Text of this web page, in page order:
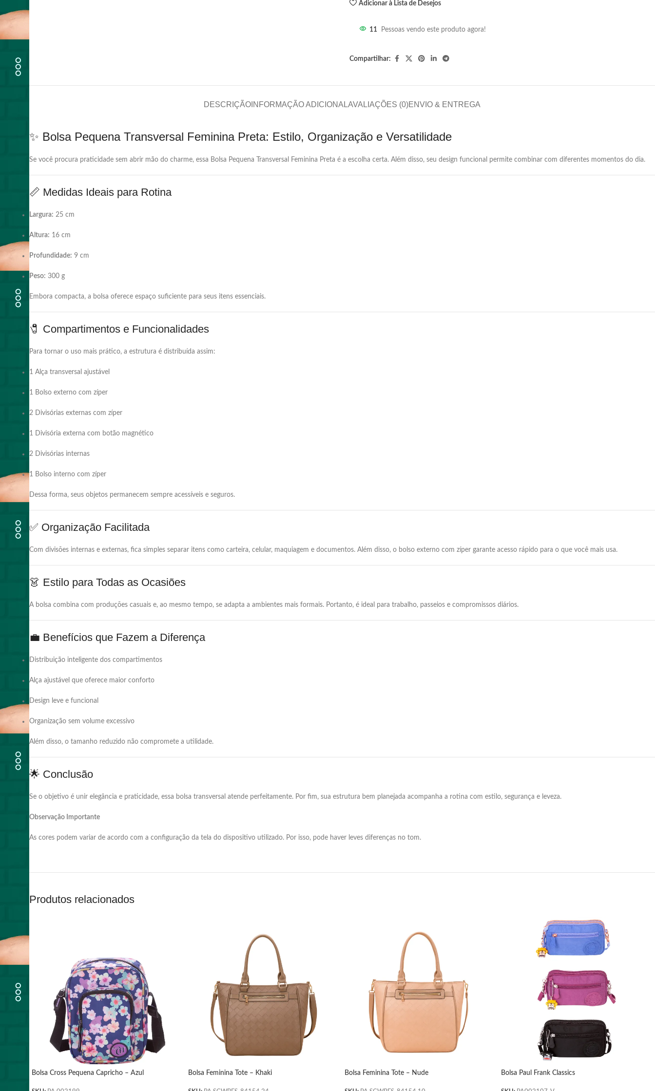
Adicionar à Lista de Desejos
11 Pessoas vendo este produto agora!
Compartilhar:
DESCRIÇÃO INFORMAÇÃO ADICIONALAVALIAÇÕES (0)ENVIO & ENTREGA
✨ Bolsa Pequena Transversal Feminina Preta: Estilo, Organização e Versatilidade
Se você procura praticidade sem abrir mão do charme, essa Bolsa Pequena Transversal Feminina Preta é a escolha certa. Além disso, seu design funcional permite combinar com diferentes momentos do dia.
📏 Medidas Ideais para Rotina
Largura: 25 cm
Altura: 16 cm
Profundidade: 9 cm
Peso: 300 g
Embora compacta, a bolsa oferece espaço suficiente para seus itens essenciais.
🧷 Compartimentos e Funcionalidades
Para tornar o uso mais prático, a estrutura é distribuída assim:
1 Alça transversal ajustável
1 Bolso externo com zíper
2 Divisórias externas com zíper
1 Divisória externa com botão magnético
2 Divisórias internas
1 Bolso interno com zíper
Dessa forma, seus objetos permanecem sempre acessíveis e seguros.
✅ Organização Facilitada
Com divisões internas e externas, fica simples separar itens como carteira, celular, maquiagem e documentos. Além disso, o bolso externo com zíper garante acesso rápido para o que você mais usa.
👗 Estilo para Todas as Ocasiões
A bolsa combina com produções casuais e, ao mesmo tempo, se adapta a ambientes mais formais. Portanto, é ideal para trabalho, passeios e compromissos diários.
💼 Benefícios que Fazem a Diferença
Distribuição inteligente dos compartimentos
Alça ajustável que oferece maior conforto
Design leve e funcional
Organização sem volume excessivo
Além disso, o tamanho reduzido não compromete a utilidade.
🌟 Conclusão
Se o objetivo é unir elegância e praticidade, essa bolsa transversal atende perfeitamente. Por fim, sua estrutura bem planejada acompanha a rotina com estilo, segurança e leveza.
Observação Importante
As cores podem variar de acordo com a configuração da tela do dispositivo utilizado. Por isso, pode haver leves diferenças no tom.
Produtos relacionados
Bolsa Cross Pequena Capricho – Azul Bolsa Feminina Tote – Khaki Bolsa Feminina Tote – Nude Bolsa Paul Frank Classics